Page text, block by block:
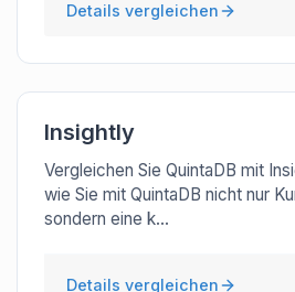
Details vergleichen
Insightly
Vergleichen Sie QuintaDB mit
wie Sie mit QuintaDB nicht nur
sondern eine k...
Details vergleichen